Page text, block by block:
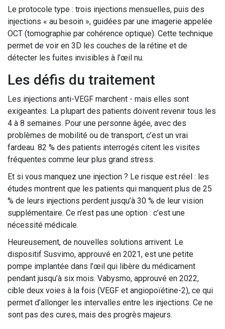
Le protocole type : trois injections mensuelles, puis des
injections « au besoin », guidées par une imagerie appelée
OCT (tomographie par cohérence optique). Cette technique
permet de voir en 3D les couches de la rétine et de
détecter les fuites invisibles à l’œil nu.
Les défis du traitement
Les injections anti-VEGF marchent - mais elles sont
exigeantes. La plupart des patients doivent revenir tous les
4 à 8 semaines. Pour une personne âgée, avec des
problèmes de mobilité ou de transport, c’est un vrai
fardeau. 82 % des patients interrogés citent les visites
fréquentes comme leur plus grand stress.
Et si vous manquez une injection ? Le risque est réel : les
études montrent que les patients qui manquent plus de 25
% de leurs injections perdent jusqu’à 30 % de leur vision
supplémentaire. Ce n’est pas une option : c’est une
nécessité médicale.
Heureusement, de nouvelles solutions arrivent. Le
dispositif Susvimo, approuvé en 2021, est une petite
pompe implantée dans l’œil qui libère du médicament
pendant jusqu’à six mois. Vabysmo, approuvé en 2022,
cible deux voies à la fois (VEGF et angiopoïétine-2), ce qui
permet d’allonger les intervalles entre les injections. Ce ne
sont pas des cures, mais des progrès majeurs.